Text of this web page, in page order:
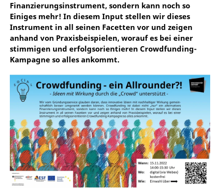
Finanzierungsinstrument, sondern kann noch so
Einiges mehr! In diesem Input stellen wir dieses
Instrument in all seinen Facetten vor und zeigen
anhand von Praxisbeispielen, worauf es bei einer
stimmigen und erfolgsorientieren Crowdfunding-
Kampagne so alles ankommt.